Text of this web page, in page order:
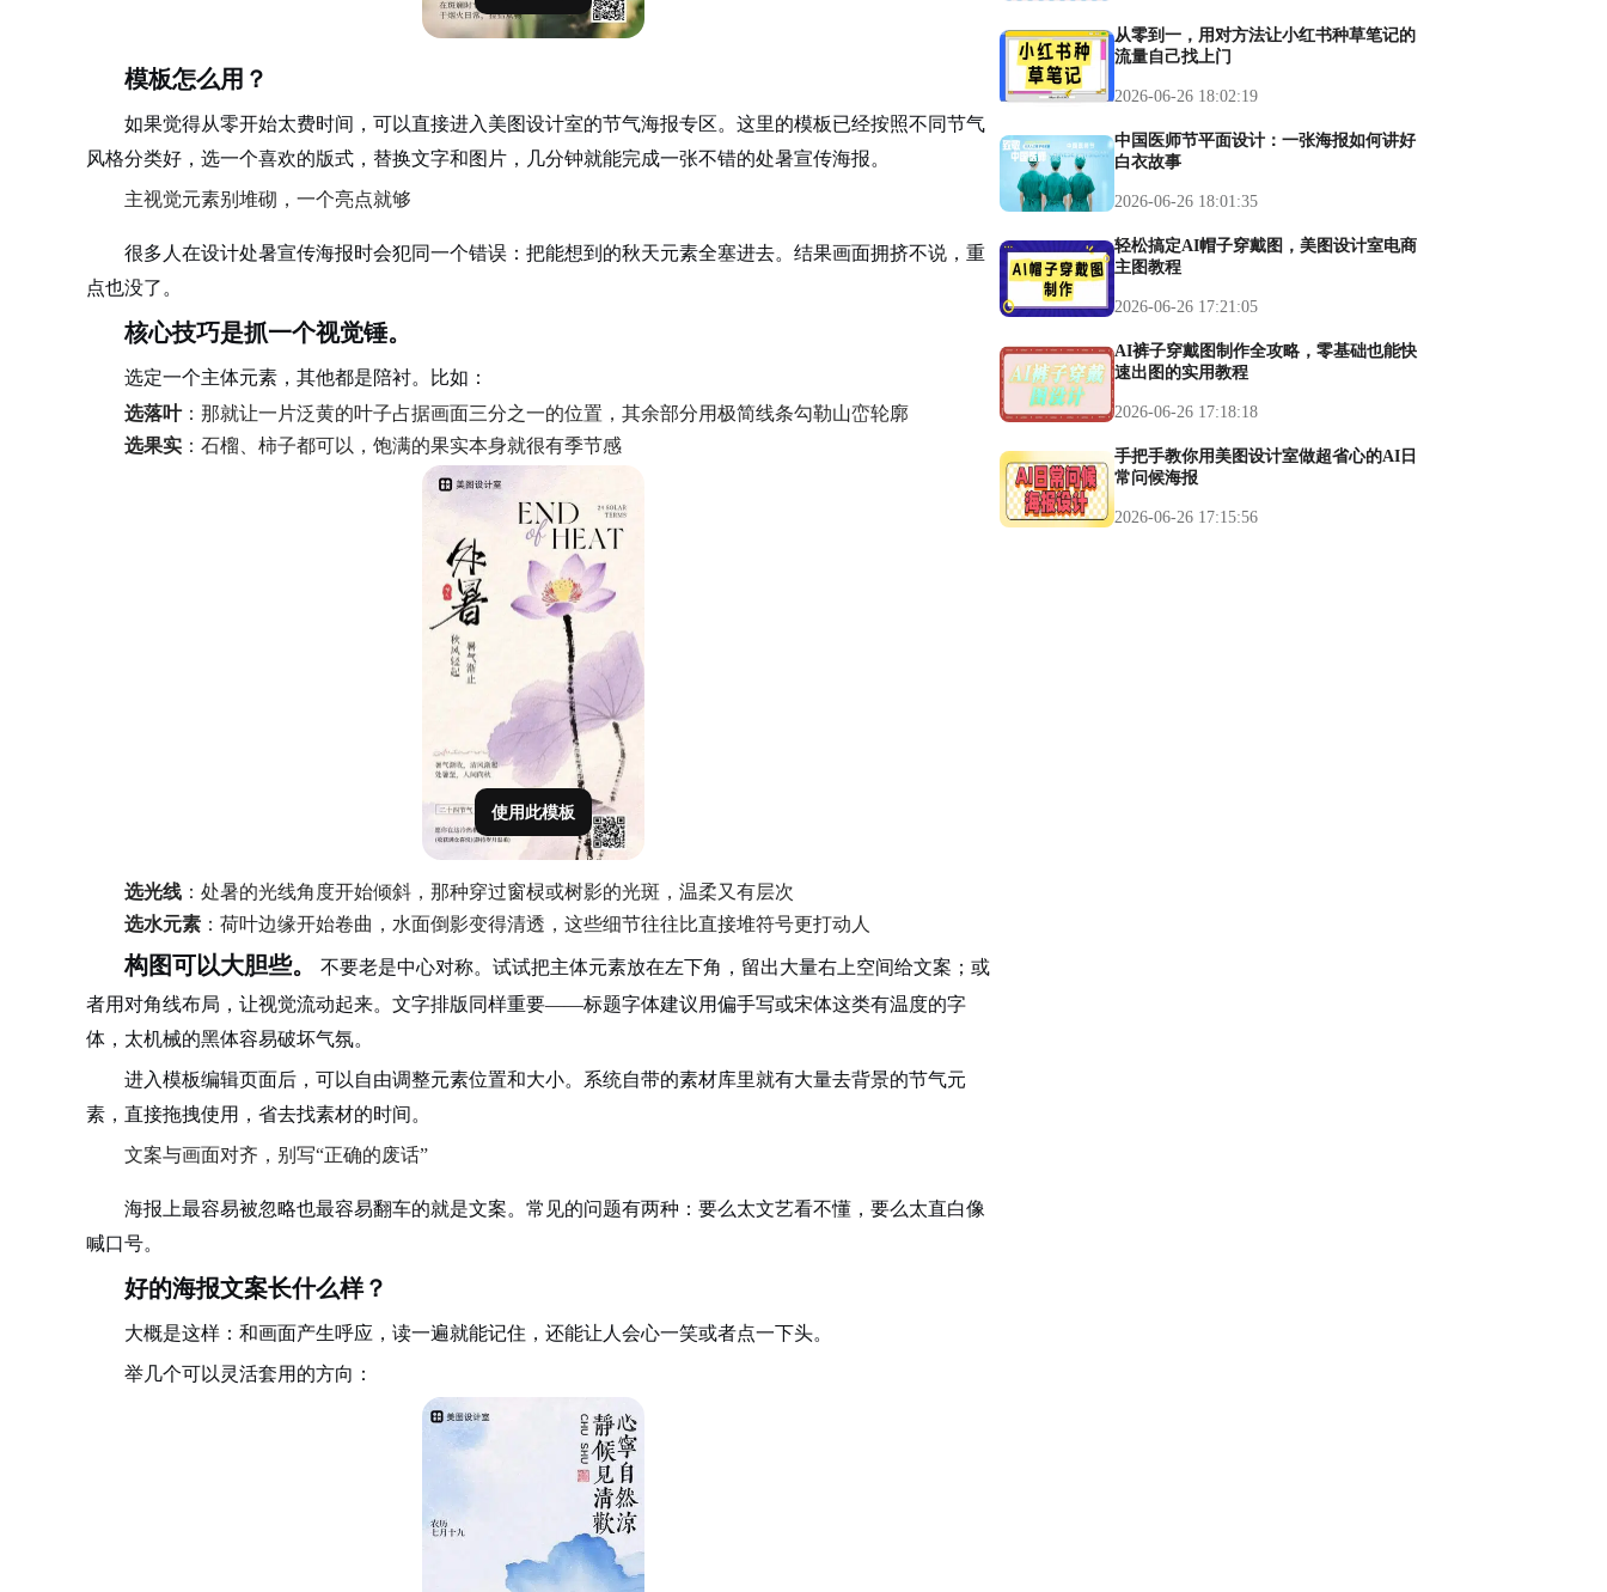
模板怎么用？
如果觉得从零开始太费时间，可以直接进入美图设计室的节气海报专区。这里的模板已经按照不同节气
风格分类好，选一个喜欢的版式，替换文字和图片，几分钟就能完成一张不错的处暑宣传海报。
主视觉元素别堆砌，一个亮点就够
很多人在设计处暑宣传海报时会犯同一个错误：把能想到的秋天元素全塞进去。结果画面拥挤不说，重
点也没了。
核心技巧是抓一个视觉锤。
选定一个主体元素，其他都是陪衬。比如：
选落叶：那就让一片泛黄的叶子占据画面三分之一的位置，其余部分用极简线条勾勒山峦轮廓
选果实 ：石榴、柿子都可以，饱满的果实本身就很有季节感
使用此模板
选光线 ：处暑的光线角度开始倾斜，那种穿过窗棂或树影的光斑，温柔又有层次
选水元素 ：荷叶边缘开始卷曲，水面倒影变得清透，这些细节往往比直接堆符号更打动人
构图可以大胆些。
不要老是中心对称。试试把主体元素放在左下角，留出大量右上空间给文案；或
者用对角线布局，让视觉流动起来。文字排版同样重要——标题字体建议用偏手写或宋体这类有温度的字
体，太机械的黑体容易破坏气氛。
进入模板编辑页面后，可以自由调整元素位置和大小。系统自带的素材库里就有大量去背景的节气元
素，直接拖拽使用，省去找素材的时间。
文案与画面对齐，别写“正确的废话”
海报上最容易被忽略也最容易翻车的就是文案。常见的问题有两种：要么太文艺看不懂，要么太直白像
喊口号。
好的海报文案长什么样？
大概是这样：和画面产生呼应，读一遍就能记住，还能让人会心一笑或者点一下头。
举几个可以灵活套用的方向：
从零到一，用对方法让小红书种草笔记的
流量自己找上门
2026-06-26 18:02:19
中国医师节平面设计：一张海报如何讲好
白衣故事
2026-06-26 18:01:35
轻松搞定AI帽子穿戴图，美图设计室电商
主图教程
2026-06-26 17:21:05
AI裤子穿戴图制作全攻略，零基础也能快
速出图的实用教程
2026-06-26 17:18:18
手把手教你用美图设计室做超省心的AI日
常问候海报
2026-06-26 17:15:56